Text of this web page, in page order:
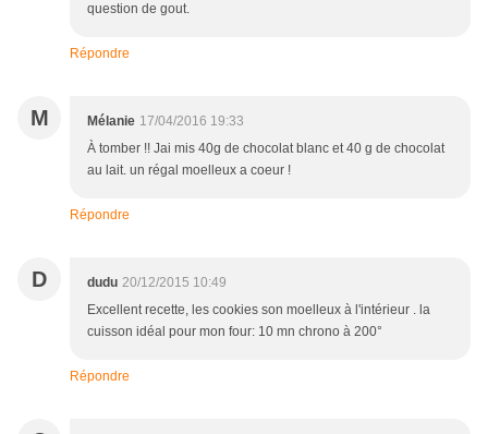
question de gout.
Répondre
M Mélanie 17/04/2016 19:33
À tomber !! Jai mis 40g de chocolat blanc et 40 g de chocolat
au lait. un régal moelleux a coeur !
Répondre
D dudu 20/12/2015 10:49
Excellent recette, les cookies son moelleux à l'intérieur . la
cuisson idéal pour mon four: 10 mn chrono à 200°
Répondre